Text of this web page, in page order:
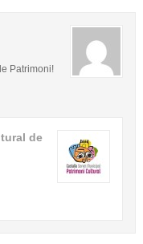
Patrimoni!
de